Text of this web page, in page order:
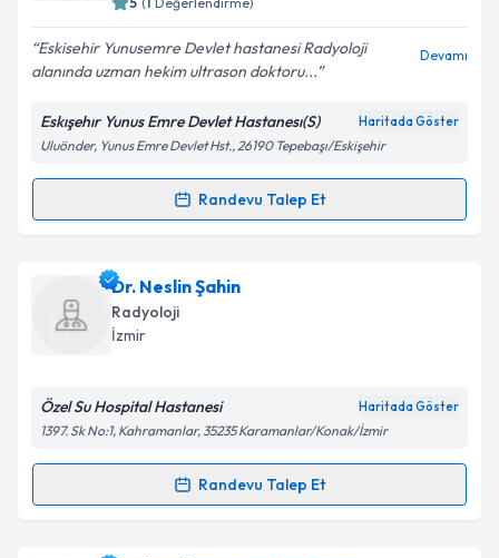
Eskisehir Yunusemre Devlet hastanesi Radyoloji
alanında uzman hekim ultrason doktoru...
Devamı
Eskışehır Yunus Emre Devlet Hastanesı(S) Haritada Göster
Uluönder, Yunus Emre Devlet Hst., 26190 Tepebaşı/Eskişehir
Randevu Talep Et
Randevu Takvimi Talebi
Ass. Dr. Dilek Altınsoy
oluşturun. Size bu uzmandan randevu almanız için bir
takvim hazırlandığında e-posta ile bilgilendireceğiz.
Kişisel verilerimin işlenmesine ilişkin
Metni'ni okudum ve kişisel verilerimin belirtilen
Dr. Neslin Şahin
Radyoloji
İzmir
Özel Su Hospital Hastanesi Haritada Göster
1397. Sk No:1, Kahramanlar, 35235 Karamanlar/Konak/İzmir
Randevu Talep Et
Randevu Takvimi Talebi